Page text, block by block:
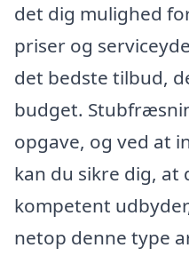
det dig mulighed
priser og
det bedste tilbud,
budget.
opgave, og ved at
kan du sikre dig,
kompetent
netop denne type